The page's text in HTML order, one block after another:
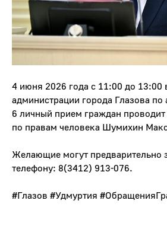
4 июня 2026 года с 11:00 до 13:00
администрации города Глазова
6 личный прием граждан
по правам человека Шумихин
Желающие могут предварительно
телефону: 8(3412) 913-076.
#Глазов #Удмуртия